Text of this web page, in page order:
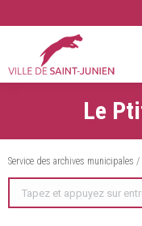
Le
Service des archives municipales /